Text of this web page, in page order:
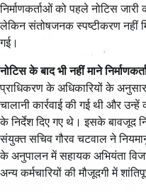
निर्माणकर्ताओं को पहले नोटिस
लेकिन संतोषजनक स्पष्टीकरण नहीं
गई।
नोटिस के बाद भी नहीं माने
प्राधिकरण के अधिकारियों के
चालानी कार्रवाई की गई थी और
के निर्देश दिए गए थे। इसके बावजूद
संयुक्त सचिव गौरव चटवाल ने
के अनुपालन में सहायक अभियंता
अन्य कर्मचारियों की मौजूदगी में